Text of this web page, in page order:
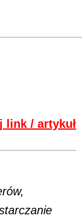
link / artykuł